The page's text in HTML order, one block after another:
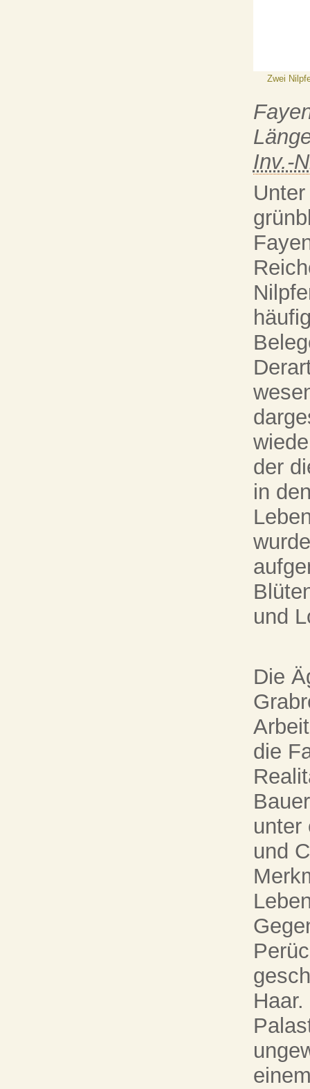
Zwei
Inv.-
der
in
und
Die
die
unter
und